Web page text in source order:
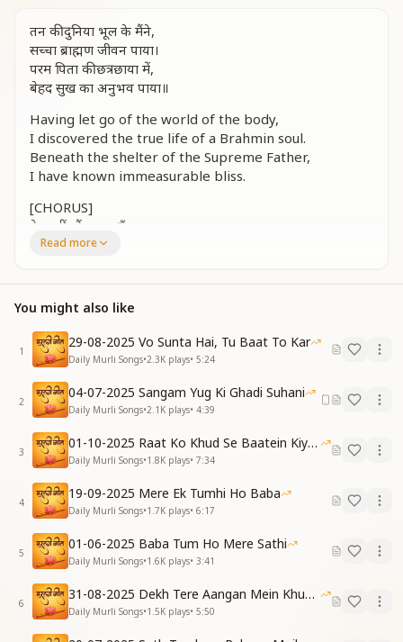
तन की दुनिया भूल के मैंने,
सच्चा ब्राह्मण जीवन पाया।
परम पिता की छत्रछाया में,
बेहद सुख का अनुभव पाया॥
Having let go of the world of the body,
I discovered the true life of a Brahmin soul.
Beneath the shelter of the Supreme Father,
I have known immeasurable bliss.
[CHORUS]
देह नहीं, मैं आत्मा हूँ,
ईश्वरीय संतान हूँ।
स्वर्ग का अधिकारी हूँ॥
देह नहीं, मैं आत्मा हूँ…
I am not this body—I am the soul,
A child of the Divine, pure and whole.
Heir of Shiva Baba’s loving reign,
By right I claim heaven’s domain.
I am not this body—I am the soul…
[VERSE 1]
भृकुटी के मैं बीच हूँ बैठी,
मैं हूँ आत्मा, बाबा जैसी।
अमर अजर हूँ, अविनाशी,
मूल वतन का हूँ मैं वासी।
बिन्दु रूप है बाबा मेरा,
बेहद प्यार करता है।
कल्प में एक ही बार है आता,
मन को निर्मल करता है॥
I sit, calm, between my brows,
Read more
You might also like
1
29-08-2025 Vo Sunta Hai, Tu Baat To Kar
Daily Murli Songs•2.3K plays• 5:24
2
04-07-2025 Sangam Yug Ki Ghadi Suhani
Daily Murli Songs•2.1K plays• 4:39
3
01-10-2025 Raat Ko Khud Se Baatein Kiya Kijiye
Daily Murli Songs•1.8K plays• 7:34
4
19-09-2025 Mere Ek Tumhi Ho Baba
Daily Murli Songs•1.7K plays• 6:17
5
01-06-2025 Baba Tum Ho Mere Sathi
Daily Murli Songs•1.6K plays• 3:41
6
31-08-2025 Dekh Tere Aangan Mein Khud Bhagwan
Daily Murli Songs•1.5K plays• 5:50